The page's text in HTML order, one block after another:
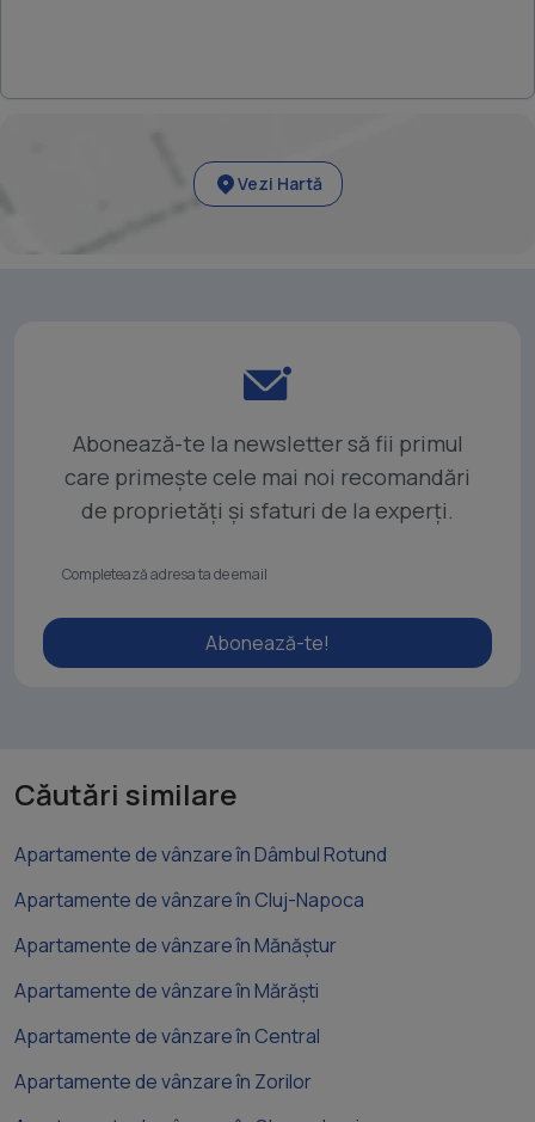
Vezi Hartă
Abonează-te la newsletter să fii primul
care primește cele mai noi recomandări
de proprietăți și sfaturi de la experți.
Abonează-te!
Căutări similare
Apartamente de vânzare în Dâmbul Rotund
Apartamente de vânzare în Cluj-Napoca
Apartamente de vânzare în Mănăștur
Apartamente de vânzare în Mărăști
Apartamente de vânzare în Central
Apartamente de vânzare în Zorilor